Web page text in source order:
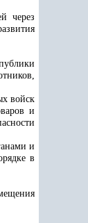
через
войск
и
и
в